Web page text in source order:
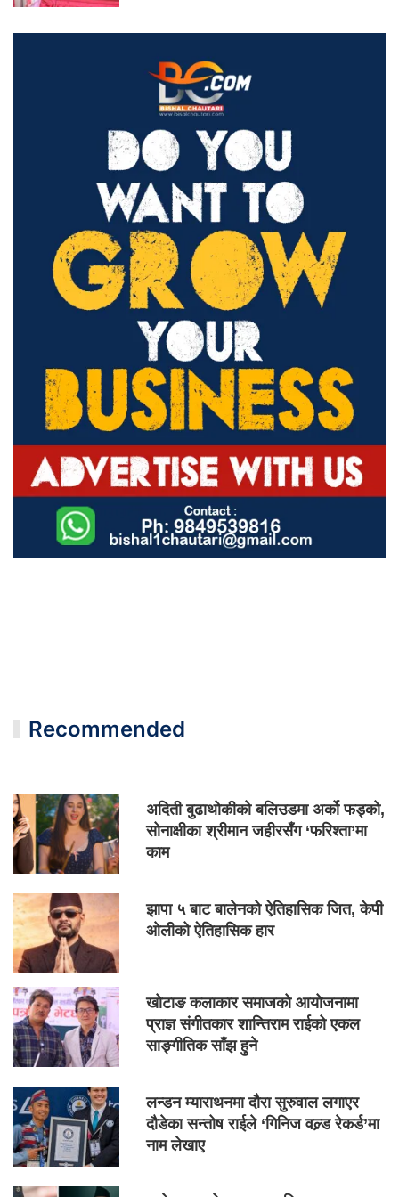
Recommended
अदिती बुढाथोकीको बलिउडमा अर्को फड्को,
सोनाक्षीका श्रीमान जहीरसँग ‘फरिश्ता’मा
काम
झापा ५ बाट बालेनको ऐतिहासिक जित, केपी
ओलीको ऐतिहासिक हार
खोटाङ कलाकार समाजको आयोजनामा
प्राज्ञ संगीतकार शान्तिराम राईको एकल
साङ्गीतिक साँझ हुने
लन्डन म्याराथनमा दौरा सुरुवाल लगाएर
दौडेका सन्तोष राईले ‘गिनिज वल्र्ड रेकर्ड’मा
नाम लेखाए